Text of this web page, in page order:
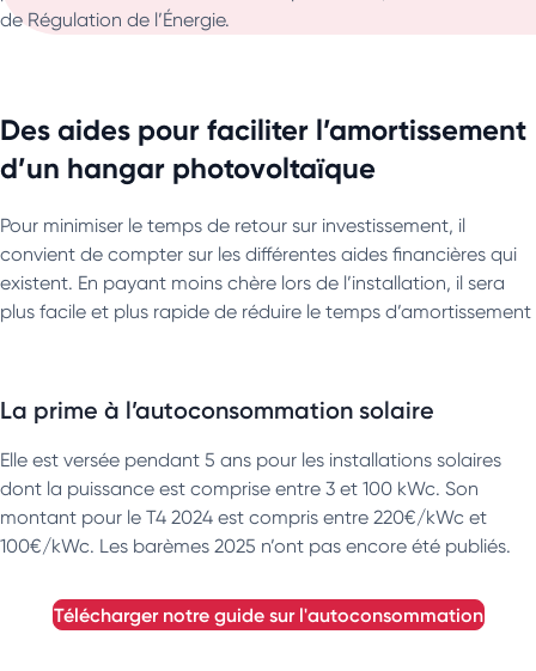
de Régulation de l’Énergie.
Des aides pour faciliter l’amortissement
d’un hangar photovoltaïque
Pour minimiser le temps de retour sur investissement, il
convient de compter sur les différentes aides financières qui
existent. En payant moins chère lors de l’installation, il sera
plus facile et plus rapide de réduire le temps d’amortissement
La prime à l’autoconsommation solaire
Elle est versée pendant 5 ans pour les installations solaires
dont la puissance est comprise entre 3 et 100 kWc. Son
montant pour le T4 2024 est compris entre 220€/kWc et
100€/kWc. Les barèmes 2025 n’ont pas encore été publiés.
télécharger notre guide sur l'autoconsommation